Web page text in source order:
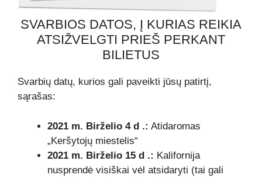
SVARBIOS DATOS, Į KURIAS REIKIA
ATSIŽVELGTI PRIEŠ PERKANT
BILIETUS
Svarbių datų, kurios gali paveikti jūsų patirtį,
sąrašas:
2021 m. Birželio 4 d .: Atidaromas
„Keršytojų miestelis“
2021 m. Birželio 15 d .: Kalifornija
nusprendė visiškai vėl atsidaryti (tai gali